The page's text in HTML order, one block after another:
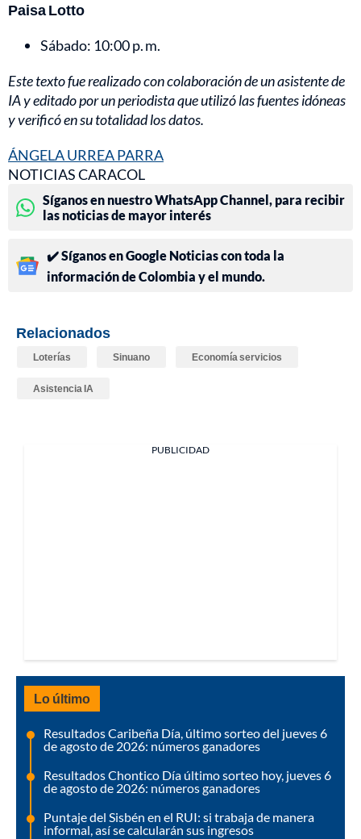
Paisa Lotto
Sábado: 10:00 p. m.
Este texto fue realizado con colaboración de un asistente de
IA y editado por un periodista que utilizó las fuentes idóneas
y verificó en su totalidad los datos.
ÁNGELA URREA PARRA
NOTICIAS CARACOL
Síganos en nuestro WhatsApp Channel, para recibir
las noticias de mayor interés
✔️ Síganos en Google Noticias con toda la
información de Colombia y el mundo.
Relacionados
Loterías Sinuano Economía servicios
Asistencia IA
PUBLICIDAD
Lo último
Resultados Caribeña Día, último sorteo del jueves 6
de agosto de 2026: números ganadores
Resultados Chontico Día último sorteo hoy, jueves 6
de agosto de 2026: números ganadores
Puntaje del Sisbén en el RUI: si trabaja de manera
informal, así se calcularán sus ingresos